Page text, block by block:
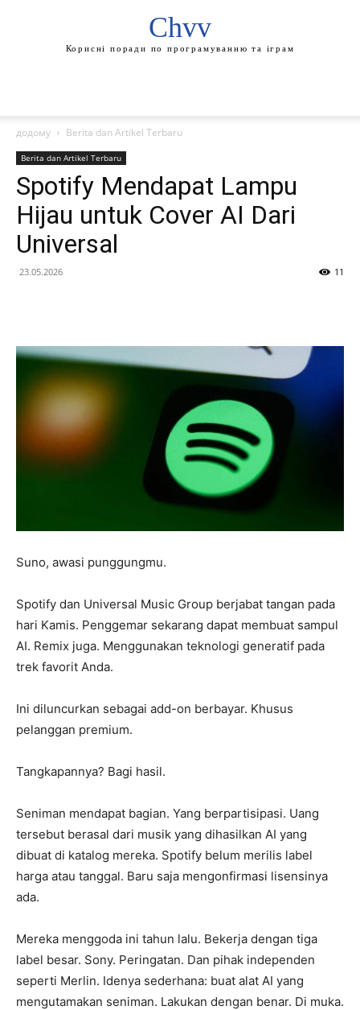
Chvv
Корисні поради по програмуванню та іграм
додому Berita dan Artikel Terbaru
Berita dan Artikel Terbaru
Spotify Mendapat Lampu
Hijau untuk Cover AI Dari
Universal
23.05.2026 11
Suno, awasi punggungmu.
Spotify dan Universal Music Group berjabat tangan pada
hari Kamis. Penggemar sekarang dapat membuat sampul
AI. Remix juga. Menggunakan teknologi generatif pada
trek favorit Anda.
Ini diluncurkan sebagai add-on berbayar. Khusus
pelanggan premium.
Tangkapannya? Bagi hasil.
Seniman mendapat bagian. Yang berpartisipasi. Uang
tersebut berasal dari musik yang dihasilkan AI yang
dibuat di katalog mereka. Spotify belum merilis label
harga atau tanggal. Baru saja mengonfirmasi lisensinya
ada.
Mereka menggoda ini tahun lalu. Bekerja dengan tiga
label besar. Sony. Peringatan. Dan pihak independen
seperti Merlin. Idenya sederhana: buat alat AI yang
mengutamakan seniman. Lakukan dengan benar. Di muka.